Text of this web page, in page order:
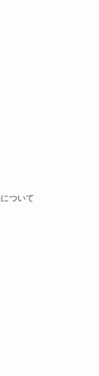
ついて